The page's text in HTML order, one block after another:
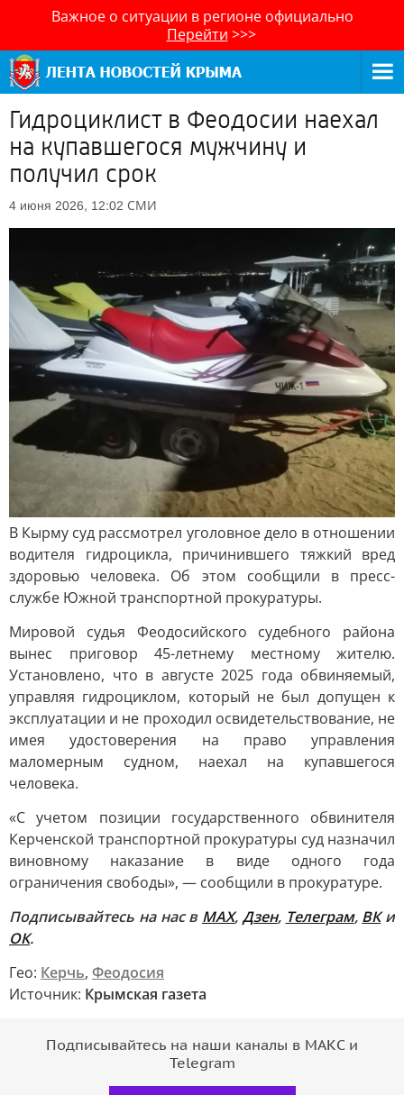
Важное о ситуации в регионе официально
Перейти >>>
Гидроциклист в Феодосии наехал
на купавшегося мужчину и
получил срок
4 июня 2026, 12:02 СМИ
В Кырму суд рассмотрел уголовное дело в отношении
водителя гидроцикла, причинившего тяжкий вред
здоровью человека. Об этом сообщили в пресс-
службе Южной транспортной прокуратуры.
Мировой судья Феодосийского судебного района
вынес приговор 45-летнему местному жителю.
Установлено, что в августе 2025 года обвиняемый,
управляя гидроциклом, который не был допущен к
эксплуатации и не проходил освидетельствование, не
имея удостоверения на право управления
маломерным судном, наехал на купавшегося
человека.
«С учетом позиции государственного обвинителя
Керченской транспортной прокуратуры суд назначил
виновному наказание в виде одного года
ограничения свободы», — сообщили в прокуратуре.
Подписывайтесь на нас в MAX, Дзен, Телеграм, ВКи
ОК.
Гео: Керчь, Феодосия
Источник: Крымская газета
Подписывайтесь на наши каналы в МАКС и
Telegram